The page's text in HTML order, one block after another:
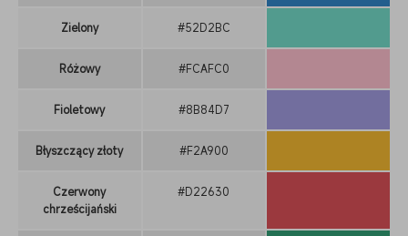
Zielony #52D2BC
Różowy #FCAFC0
Fioletowy #8B84D7
Błyszczący złoty #F2A900
Czerwony
chrześcijański
#D22630